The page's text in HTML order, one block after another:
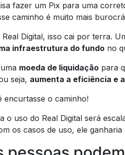
fazer um Pix para uma
caminho é muito mais
Digital, isso cai por terra.
infraestrutura do fundo no
moeda de liquidação para
seja, aumenta a eficiência e
encurtasse o caminho!
o uso do Real Digital será
os casos de uso, ele